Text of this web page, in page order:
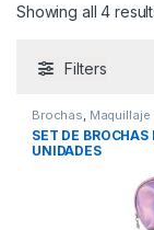
Showing all 4
Filters
Brochas, Maquillaje
SET DE BROCHAS
UNIDADES